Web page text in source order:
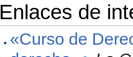
Enlaces de
«Curso de